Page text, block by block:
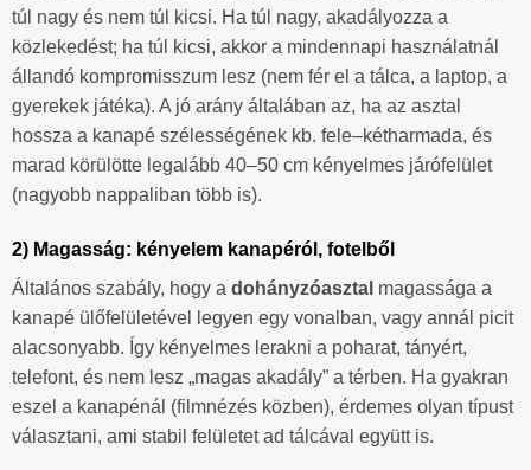
túl nagy és nem túl kicsi. Ha túl nagy, akadályozza a
közlekedést; ha túl kicsi, akkor a mindennapi használatnál
állandó kompromisszum lesz (nem fér el a tálca, a laptop, a
gyerekek játéka). A jó arány általában az, ha az asztal
hossza a kanapé szélességének kb. fele–kétharmada, és
marad körülötte legalább 40–50 cm kényelmes járófelület
(nagyobb nappaliban több is).
2) Magasság: kényelem kanapéról, fotelből
Általános szabály, hogy a dohányzóasztal magassága a
kanapé ülőfelületével legyen egy vonalban, vagy annál picit
alacsonyabb. Így kényelmes lerakni a poharat, tányért,
telefont, és nem lesz „magas akadály” a térben. Ha gyakran
eszel a kanapénál (filmnézés közben), érdemes olyan típust
választani, ami stabil felületet ad tálcával együtt is.